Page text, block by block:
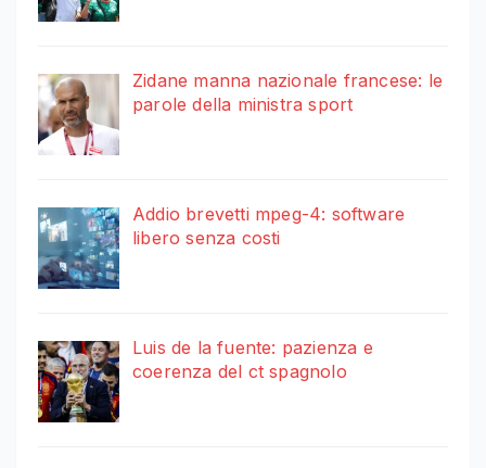
Zidane manna nazionale francese: le
parole della ministra sport
Addio brevetti mpeg-4: software
libero senza costi
Luis de la fuente: pazienza e
coerenza del ct spagnolo